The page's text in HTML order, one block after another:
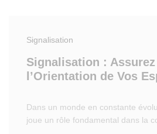
Signalisation
Signalisation :
l’Orientation de Vos
Dans un monde en constante
joue un rôle fondamental dans la